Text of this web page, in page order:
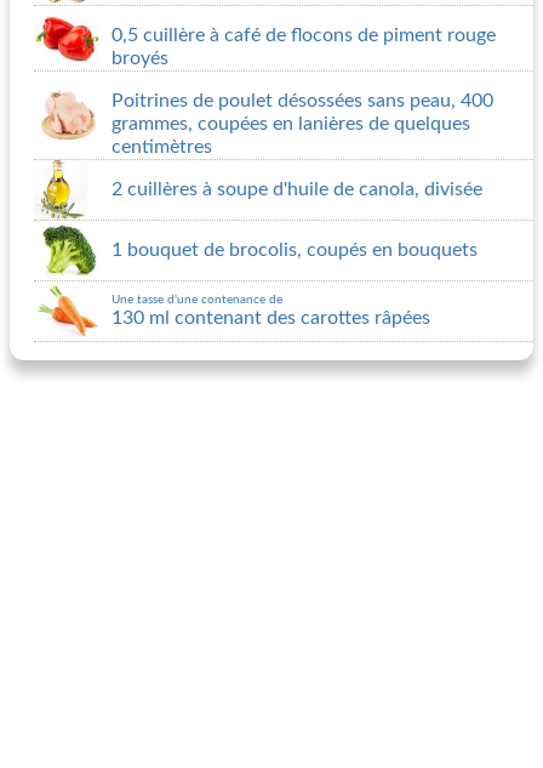
0,5 cuillère à café de flocons de piment rouge
broyés
Poitrines de poulet désossées sans peau, 400
grammes, coupées en lanières de quelques
centimètres
2 cuillères à soupe d'huile de canola, divisée
1 bouquet de brocolis, coupés en bouquets
Une tasse d'une contenance de
130 ml contenant des carottes râpées